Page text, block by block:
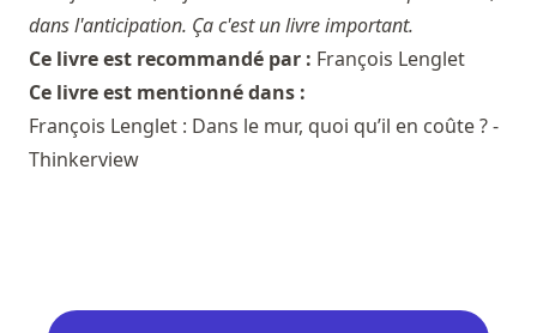
dans l'anticipation. Ça c'est un livre important.
Ce livre est recommandé par : François Lenglet
Ce livre est mentionné dans :
François Lenglet : Dans le mur, quoi qu’il en coûte ? -
Thinkerview